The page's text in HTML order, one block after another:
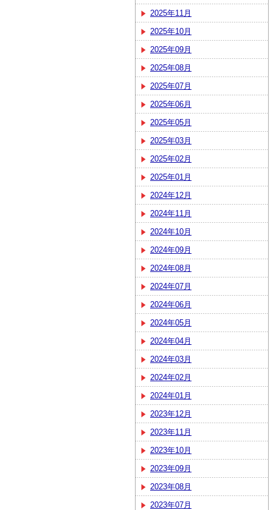
2025年11月
2025年10月
2025年09月
2025年08月
2025年07月
2025年06月
2025年05月
2025年03月
2025年02月
2025年01月
2024年12月
2024年11月
2024年10月
2024年09月
2024年08月
2024年07月
2024年06月
2024年05月
2024年04月
2024年03月
2024年02月
2024年01月
2023年12月
2023年11月
2023年10月
2023年09月
2023年08月
2023年07月